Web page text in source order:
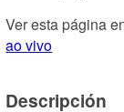
Ver esta página
ao vivo
Descripción